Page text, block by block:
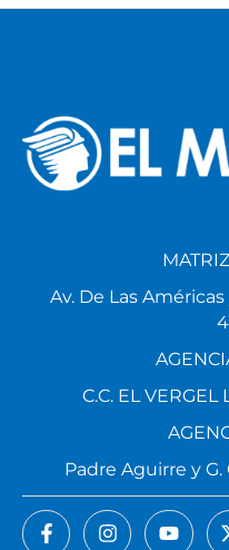
Av. De Las
C.C. EL VERGEL
Padre Aguirre y